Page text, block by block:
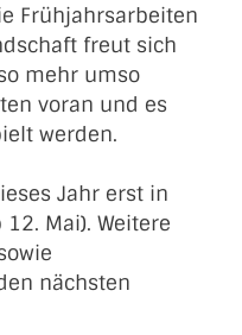
Frühjahrsarbeiten
freut sich
mehr umso
voran und es
werden.
Jahr erst in
Mai). Weitere
nächsten